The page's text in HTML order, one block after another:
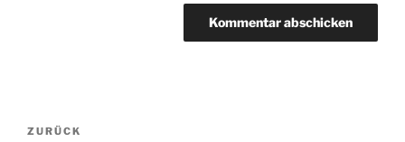
Beitragsnavigation
Vorheriger
ZURÜCK